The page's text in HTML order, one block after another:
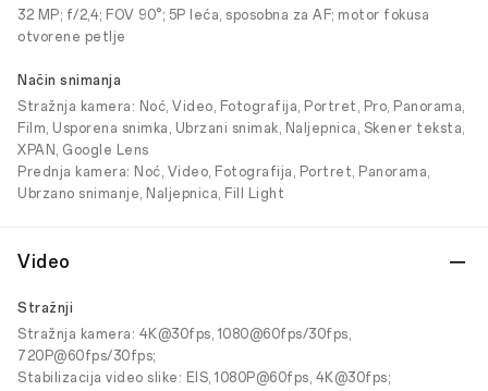
32 MP; f/2,4; FOV 90°; 5P leća, sposobna za AF; motor fokusa
otvorene petlje
Način snimanja
Stražnja kamera: Noć, Video, Fotografija, Portret, Pro, Panorama,
Film, Usporena snimka, Ubrzani snimak, Naljepnica, Skener teksta,
XPAN, Google Lens
Prednja kamera: Noć, Video, Fotografija, Portret, Panorama,
Ubrzano snimanje, Naljepnica, Fill Light
Video
Stražnji
Stražnja kamera: 4K@30fps, 1080@60fps/30fps,
720P@60fps/30fps;
Stabilizacija video slike: EIS, 1080P@60fps, 4K@30fps;